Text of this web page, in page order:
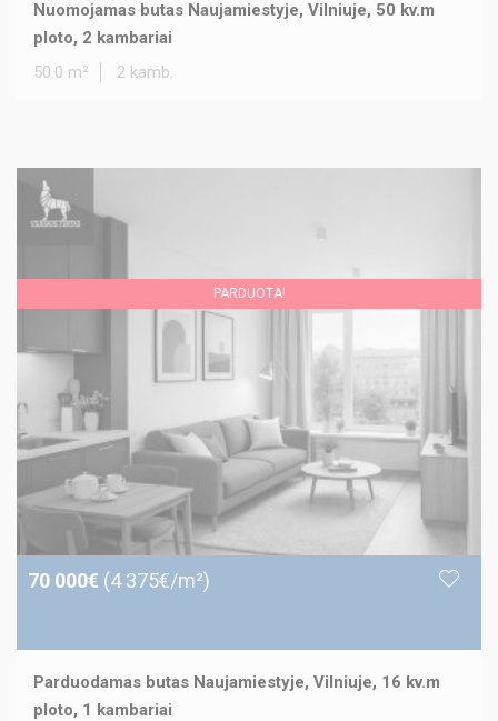
Nuomojamas butas Naujamiestyje, Vilniuje, 50 kv.m
ploto, 2 kambariai
50.0 m²
2 kamb.
PARDUOTA!
70 000€ (4 375€/m²)
Parduodamas butas Naujamiestyje, Vilniuje, 16 kv.m
ploto, 1 kambariai